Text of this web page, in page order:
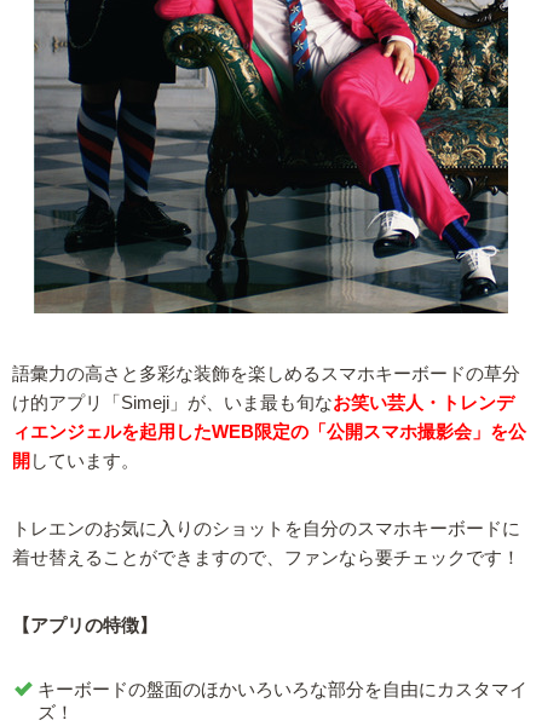
語彙力の高さと多彩な装飾を楽しめるスマホキーボードの草分
け的アプリ「Simeji」が、いま最も旬なお笑い芸人・トレンデ
ィエンジェルを起用したWEB限定の「公開スマホ撮影会」を公
開 しています。
トレエンのお気に入りのショットを自分のスマホキーボードに
着せ替えることができますので、ファンなら要チェックです！
【アプリの特徴】
キーボードの盤面のほかいろいろな部分を自由にカスタマイ
ズ！